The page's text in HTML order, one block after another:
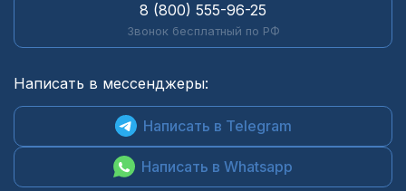
8 (800) 555-96-25
Звонок бесплатный по РФ
Написать в мессенджеры:
Написать в Telegram
Написать в Whatsapp